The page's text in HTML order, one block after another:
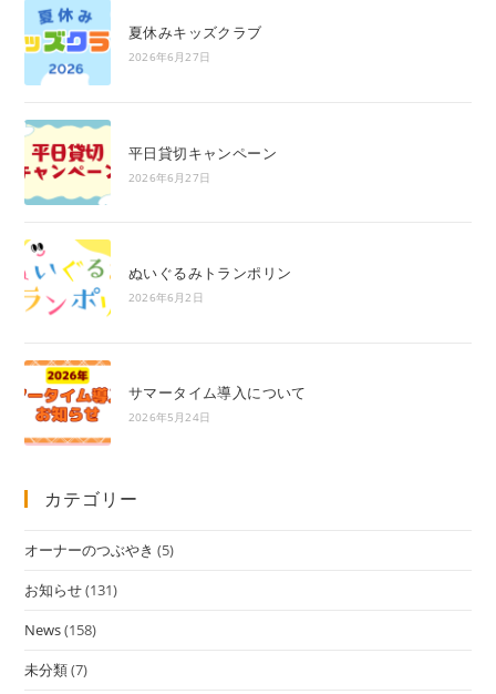
夏休みキッズクラブ
2026年6月27日
平日貸切キャンペーン
2026年6月27日
ぬいぐるみトランポリン
2026年6月2日
サマータイム導入について
2026年5月24日
カテゴリー
オーナーのつぶやき (5)
お知らせ(131)
News(158)
未分類(7)